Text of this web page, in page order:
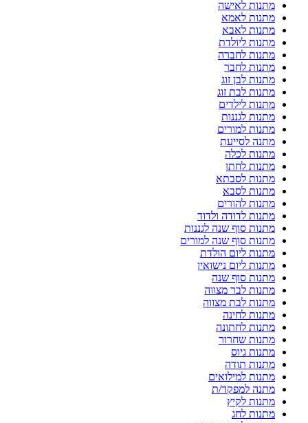
מתנות לאישה
מתנות לאמא
מתנות לאבא
מתנות ליולדת
מתנות לחברה
מתנות לחבר
מתנות לבן זוג
מתנות לבת זוג
מתנות לילדים
מתנות לגננות
מתנות למורים
מתנה לסייעת
מתנות לכלה
מתנות לחתן
מתנות לסבתא
מתנות לסבא
מתנות להורים
מתנות לדודה ולדוד
מתנות סוף שנה לגננות
מתנות סוף שנה למורים
מתנות ליום הולדת
מתנות ליום נישואין
מתנות סוף שנה
מתנות לבר מצווה
מתנות לבת מצווה
מתנות לחינה
מתנות לחתונה
מתנות שחרור
מתנות גיוס
מתנות תודה
מתנות למילואים
מתנה למפקד/ת
מתנות לקיץ
מתנות לחג